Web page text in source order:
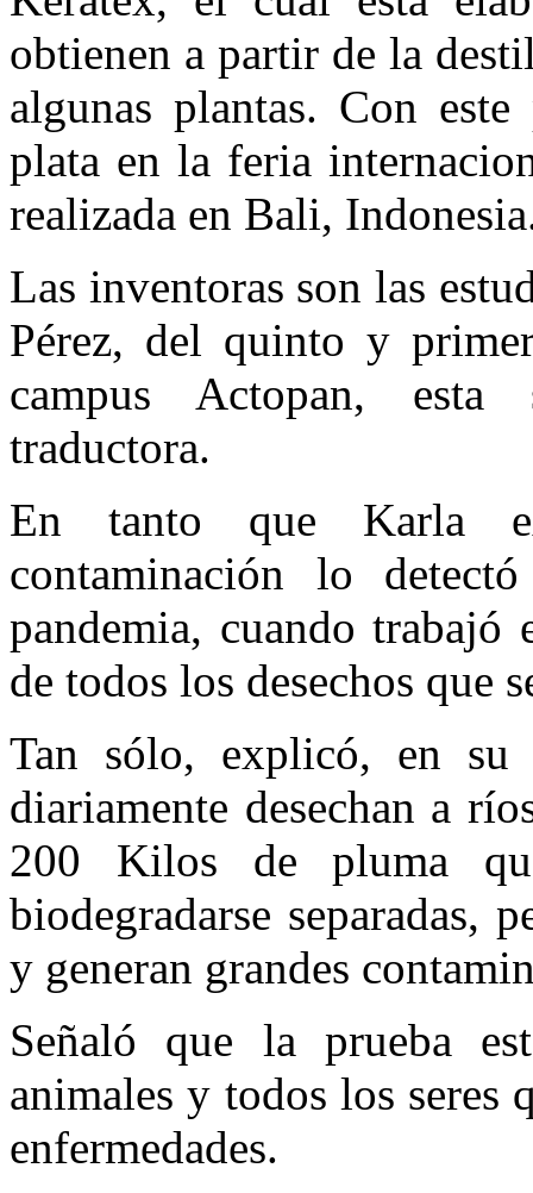
obtienen a partir de la
algunas plantas. Con
plata en la feria
realizada en Bali,
Las inventoras son las
Pérez, del quinto y
campus Actopan,
traductora.
En tanto que Karla
contaminación lo
pandemia, cuando
de todos los desechos que
Tan sólo, explicó, en su
diariamente desechan a
200 Kilos de pluma
biodegradarse separadas,
y generan grandes
Señaló que la prueba
animales y todos los seres
enfermedades.